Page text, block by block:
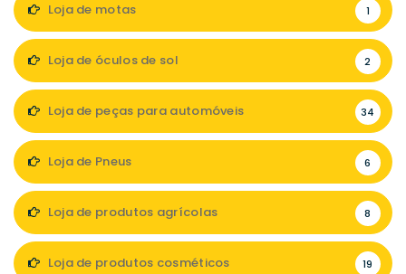
Loja de motas 1
Loja de óculos de sol 2
Loja de peças para automóveis 34
Loja de Pneus 6
Loja de produtos agrícolas 8
Loja de produtos cosméticos 19